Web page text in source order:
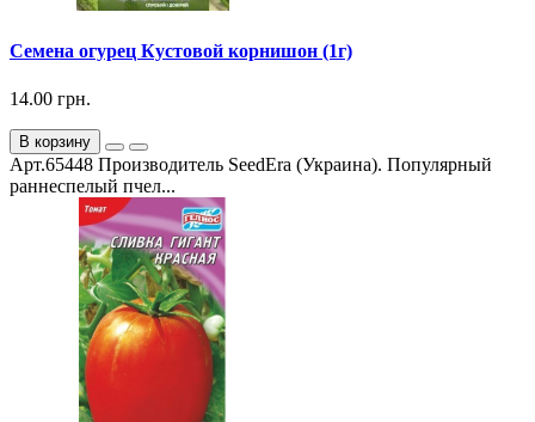
Семена огурец Кустовой корнишон (1г)
14.00 грн.
В корзину
Арт.65448 Производитель SeedEra (Украина). Популярный
раннеспелый пчел...